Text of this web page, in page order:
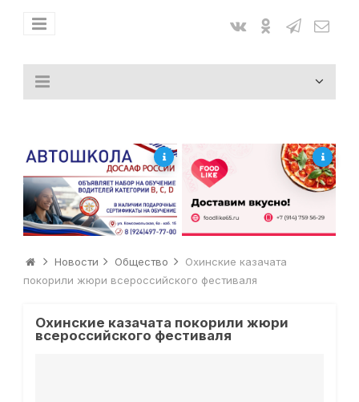
Новости Общество
Охинские казачата
покорили жюри всероссийского фестиваля
Охинские казачата покорили жюри
всероссийского фестиваля